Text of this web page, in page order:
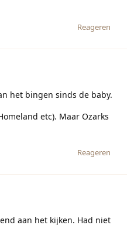
Reageren
het bingen sinds de baby.
etc). Maar Ozarks
Reageren
aan het kijken. Had niet